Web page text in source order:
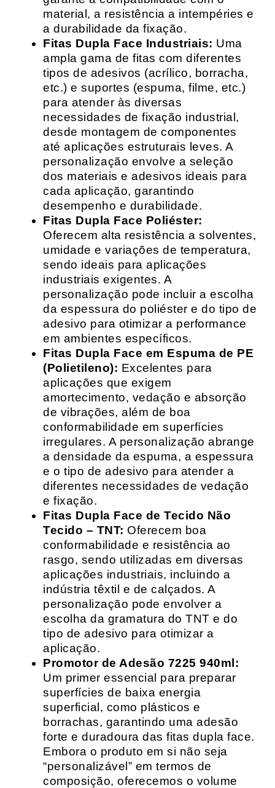
material, a resistência a intempéries e
a durabilidade da fixação.
Fitas Dupla Face Industriais: Uma
ampla gama de fitas com diferentes
tipos de adesivos (acrílico, borracha,
etc.) e suportes (espuma, filme, etc.)
para atender às diversas
necessidades de fixação industrial,
desde montagem de componentes
até aplicações estruturais leves. A
personalização envolve a seleção
dos materiais e adesivos ideais para
cada aplicação, garantindo
desempenho e durabilidade.
Fitas Dupla Face Poliéster:
Oferecem alta resistência a solventes,
umidade e variações de temperatura,
sendo ideais para aplicações
industriais exigentes. A
personalização pode incluir a escolha
da espessura do poliéster e do tipo de
adesivo para otimizar a performance
em ambientes específicos.
Fitas Dupla Face em Espuma de PE
(Polietileno): Excelentes para
aplicações que exigem
amortecimento, vedação e absorção
de vibrações, além de boa
conformabilidade em superfícies
irregulares. A personalização abrange
a densidade da espuma, a espessura
e o tipo de adesivo para atender a
diferentes necessidades de vedação
e fixação.
Fitas Dupla Face de Tecido Não
Tecido – TNT: Oferecem boa
conformabilidade e resistência ao
rasgo, sendo utilizadas em diversas
aplicações industriais, incluindo a
indústria têxtil e de calçados. A
personalização pode envolver a
escolha da gramatura do TNT e do
tipo de adesivo para otimizar a
aplicação.
Promotor de Adesão 7225 940ml:
Um primer essencial para preparar
superfícies de baixa energia
superficial, como plásticos e
borrachas, garantindo uma adesão
forte e duradoura das fitas dupla face.
Embora o produto em si não seja
“personalizável” em termos de
composição, oferecemos o volume